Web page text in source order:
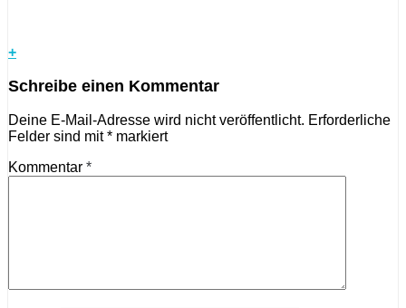
+
Schreibe einen Kommentar
Deine E-Mail-Adresse wird nicht veröffentlicht. Erforderliche
Felder sind mit* markiert
Kommentar *